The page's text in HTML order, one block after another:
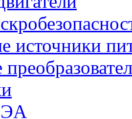
источники